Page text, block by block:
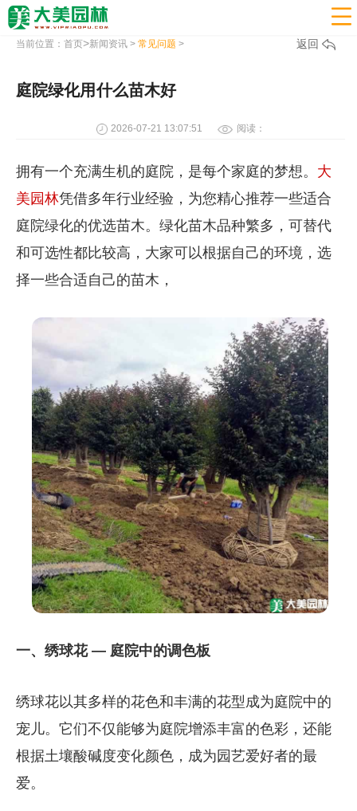

当前位置： 首页>新闻资讯> 常见问题 > 返回
庭院绿化用什么苗木好
2026-07-21 13:07:51 阅读：
拥有一个充满生机的庭院，是每个家庭的梦想。 大
美园林凭借多年行业经验，为您精心推荐一些适合
庭院绿化的优选苗木。绿化苗木品种繁多，可替代
和可选性都比较高，大家可以根据自己的环境，选
择一些合适自己的苗木，
一、绣球花 — 庭院中的调色板
绣球花以其多样的花色和丰满的花型成为庭院中的
宠儿。它们不仅能够为庭院增添丰富的色彩，还能
根据土壤酸碱度变化颜色，成为园艺爱好者的最
爱。